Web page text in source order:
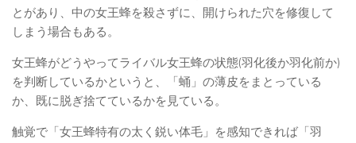
とがあり、中の女王蜂を殺さずに、開けられた穴を修復して
しまう場合もある。
女王蜂がどうやってライバル女王蜂の状態(羽化後か羽化前か)
を判断しているかというと、「蛹」の薄皮をまとっている
か、既に脱ぎ捨てているかを見ている。
触覚で「女王蜂特有の太く鋭い体毛」を感知できれば「羽